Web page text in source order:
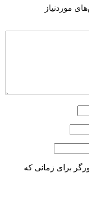
موردنیاز
برای زمانی که